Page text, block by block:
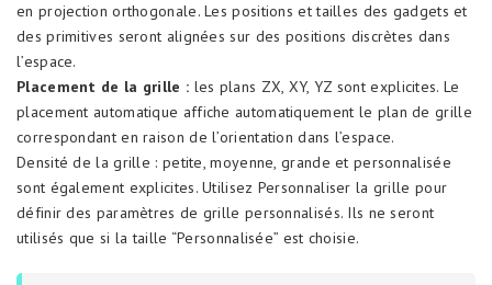
en projection orthogonale. Les positions et tailles des gadgets et
des primitives seront alignées sur des positions discrètes dans
l’espace.
Placement de la grille : les plans ZX, XY, YZ sont explicites. Le
placement automatique affiche automatiquement le plan de grille
correspondant en raison de l’orientation dans l’espace.
Densité de la grille : petite, moyenne, grande et personnalisée
sont également explicites. Utilisez Personnaliser la grille pour
définir des paramètres de grille personnalisés. Ils ne seront
utilisés que si la taille “Personnalisée” est choisie.